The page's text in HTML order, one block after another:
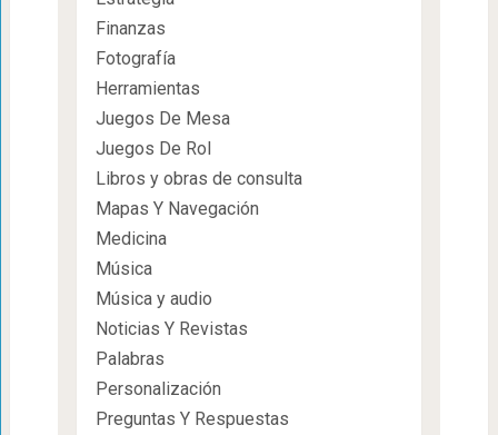
Finanzas
Fotografía
Herramientas
Juegos De Mesa
Juegos De Rol
Libros y obras de consulta
Mapas Y Navegación
Medicina
Música
Música y audio
Noticias Y Revistas
Palabras
Personalización
Preguntas Y Respuestas